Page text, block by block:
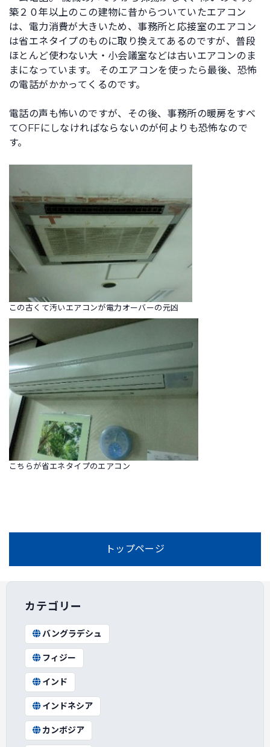
築２０年以上のこの建物に昔からついていたエアコン
は、電力消費が大きいため、事務所と応接室のエアコン
は省エネタイプのものに取り換えてあるのですが、普段
ほとんど使わない大・小会議室などは古いエアコンのま
まになっています。 そのエアコンを使ったら最後、恐怖
の電話がかかってくるのです。
電話の声も怖いのですが、その後、事務所の暖房をすべ
てOFFにしなければならないのが何よりも恐怖なので
す。
この古くて汚いエアコンが電力オーバーの元凶
こちらが省エネタイプのエアコン
トップページ
カテゴリー
バングラデシュ
フィジー
インド
インドネシア
カンボジア